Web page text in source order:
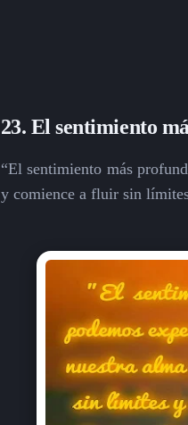
23. El sentimiento
“El sentimiento más
y comience a fluir sin